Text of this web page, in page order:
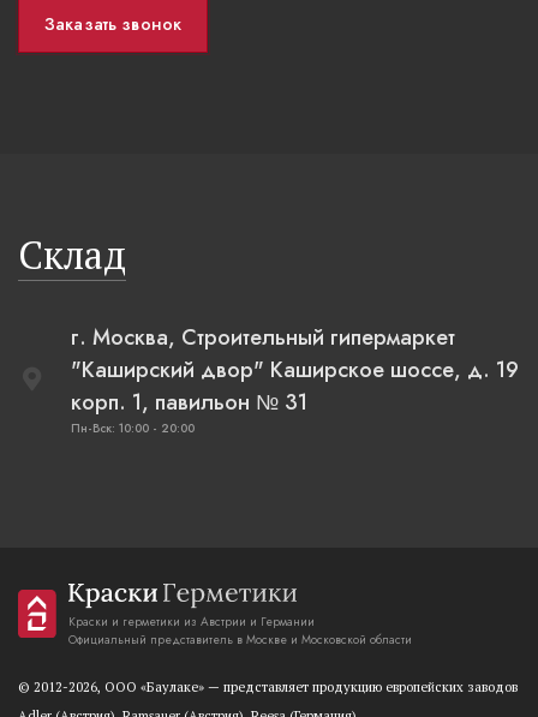
Заказать звонок
Склад
г. Москва, Строительный гипермаркет
"Каширский двор" Каширское шоссе, д. 19
корп. 1, павильон № 31
Пн-Вск: 10:00 - 20:00
Краски и герметики из Австрии и Германии
Официальный представитель в Москве и Московской области
© 2012-2026, OOO «Баулаке» — представляет продукцию европейских заводов